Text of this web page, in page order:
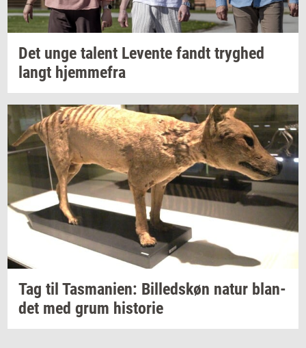
Det unge ta­lent Le­ven­te fandt tryg­hed
langt hjem­me­fra
Tag til Tas­ma­ni­en: Bil­leds­køn natur blan­
det med grum hi­sto­rie